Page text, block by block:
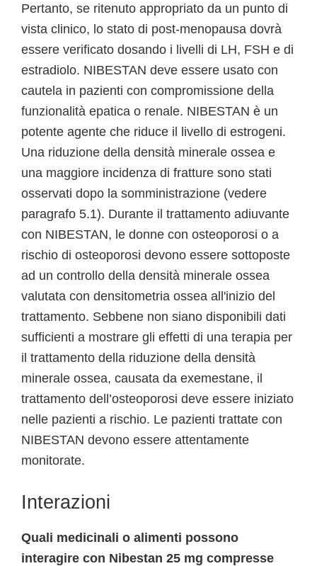
Pertanto, se ritenuto appropriato da un punto di
vista clinico, lo stato di post-menopausa dovrà
essere verificato dosando i livelli di LH, FSH e di
estradiolo. NIBESTAN deve essere usato con
cautela in pazienti con compromissione della
funzionalità epatica o renale. NIBESTAN è un
potente agente che riduce il livello di estrogeni.
Una riduzione della densità minerale ossea e
una maggiore incidenza di fratture sono stati
osservati dopo la somministrazione (vedere
paragrafo 5.1). Durante il trattamento adiuvante
con NIBESTAN, le donne con osteoporosi o a
rischio di osteoporosi devono essere sottoposte
ad un controllo della densità minerale ossea
valutata con densitometria ossea all'inizio del
trattamento. Sebbene non siano disponibili dati
sufficienti a mostrare gli effetti di una terapia per
il trattamento della riduzione della densità
minerale ossea, causata da exemestane, il
trattamento dell’osteoporosi deve essere iniziato
nelle pazienti a rischio. Le pazienti trattate con
NIBESTAN devono essere attentamente
monitorate.
Interazioni
Quali medicinali o alimenti possono
interagire con Nibestan 25 mg compresse